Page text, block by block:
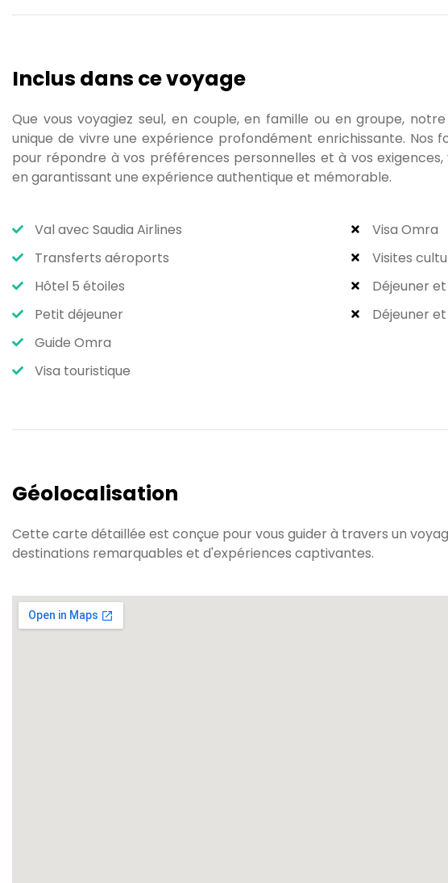
Inclus dans ce voyage
Que vous voyagiez seul, en couple, en famille ou en groupe,
unique de vivre une expérience profondément enrichissante. Nos
pour répondre à vos préférences personnelles et à vos
en garantissant une expérience authentique et mémorable.
Val avec Saudia Airlines
Transferts aéroports
Hôtel 5 étoiles
Petit déjeuner
Guide Omra
Visa touristique
Visa Omra
Visites
Déjeuner
Déjeuner
Géolocalisation
Cette carte détaillée est conçue pour vous guider à travers un
destinations remarquables et d'expériences captivantes.